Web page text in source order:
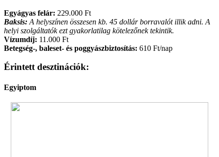
Egyágyas felár: 229.000 Ft
Baksis: A helyszínen összesen kb. 45 dollár borravalót illik adni. A
helyi szolgáltatók ezt gyakorlatilag kötelezőnek tekintik.
Vízumdíj: 11.000 Ft
Betegség-, baleset- és poggyászbiztosítás: 610 Ft/nap
Érintett desztinációk:
Egyiptom